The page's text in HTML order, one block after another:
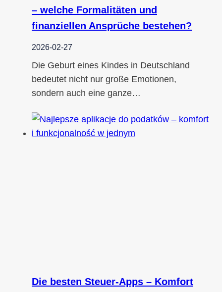
– welche Formalitäten und
finanziellen Ansprüche bestehen?
2026-02-27
Die Geburt eines Kindes in Deutschland
bedeutet nicht nur große Emotionen,
sondern auch eine ganze…
Die besten Steuer-Apps – Komfort